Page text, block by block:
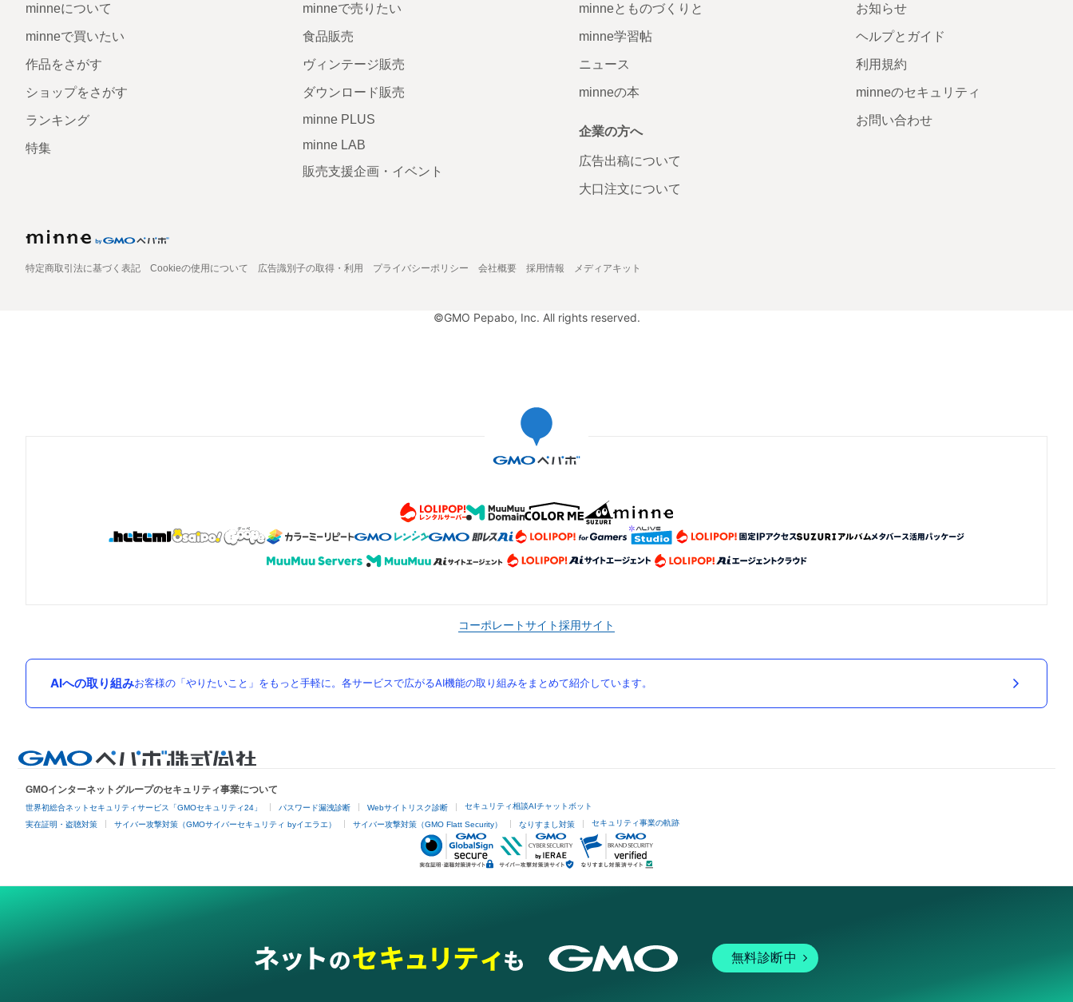
minneについて
minneで買いたい
作品をさがす
ショップをさがす
ランキング
特集
minneで売りたい
食品販売
ヴィンテージ販売
ダウンロード販売
minne PLUS
minne LAB
販売支援企画・イベント
minneとものづくりと
minne学習帖
ニュース
minneの本
企業の方へ
広告出稿について
大口注文について
お知らせ
ヘルプとガイド
利用規約
minneのセキュリティ
お問い合わせ
特定商取引法に基づく表記 Cookieの使用について 広告識別子の取得・利用 プライバシーポリシー 会社概要 採用情報 メディアキット
©GMO Pepabo, Inc. All rights reserved.
コーポレートサイト採用サイト
AIへの取り組みお客様の「やりたいこと」をもっと手軽に。各サービスで広がるAI機能の取り組みをまとめて紹介しています。
GMOインターネットグループのセキュリティ事業について
世界初総合ネットセキュリティサービス「GMOセキュリティ24」 パスワード漏洩診断 Webサイトリスク診断 セキュリティ相談AIチャットボット
実在証明・盗聴対策 サイバー攻撃対策（GMOサイバーセキュリティ byイエラエ） サイバー攻撃対策（GMO Flatt Security） なりすまし対策 セキュリティ事業の軌跡
無料診断中